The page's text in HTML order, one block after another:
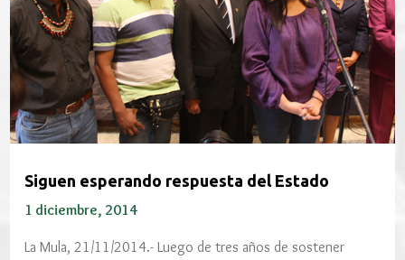
Siguen esperando respuesta del Estado
1 diciembre, 2014
La Mula, 21/11/2014.- Luego de tres años de sostener